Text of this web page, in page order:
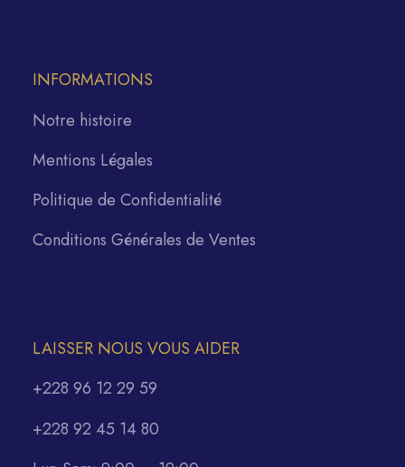
INFORMATIONS
Notre histoire
Mentions Légales
Politique de Confidentialité
Conditions Générales de Ventes
LAISSER NOUS VOUS AIDER
+228 96 12 29 59
+228 92 45 14 80